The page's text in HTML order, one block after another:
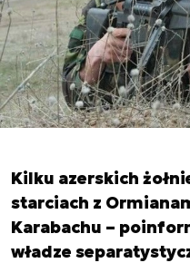
Kilku azerskich
starciach z
Karabachu –
władze